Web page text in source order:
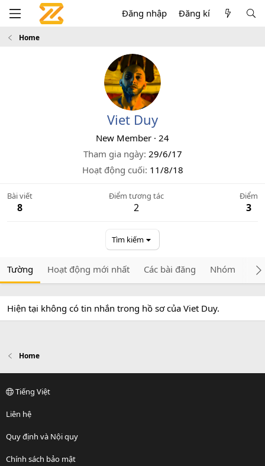
Đăng nhập Đăng kí
Home
Viet Duy
New Member · 24
Tham gia ngày 29/6/17
Hoạt động cuối 11/8/18
Bài viết
8
Điểm tương tác
2
Điểm
3
Tìm kiếm
Tường Hoạt động mới nhất Các bài đăng Nhóm
Hiện tại không có tin nhắn trong hồ sơ của Viet Duy.
Home
Tiếng Việt
Liên hệ
Quy định và Nội quy
Chính sách bảo mật